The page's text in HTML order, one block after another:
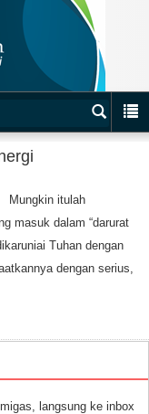
Mungkin itulah
masuk dalam “darurat
Tuhan dengan
dengan serius,
langsung ke inbox